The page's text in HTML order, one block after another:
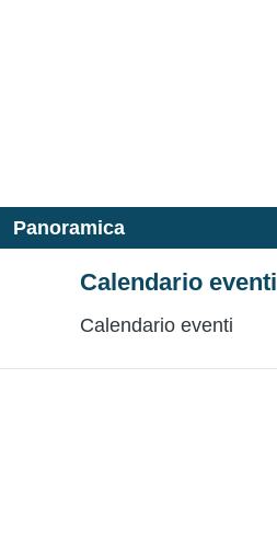
Panoramica
Calendario eventi
Calendario eventi